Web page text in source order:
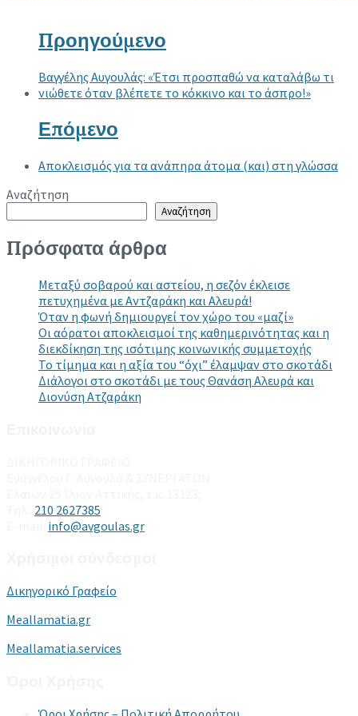
Προηγούμενο
Βαγγέλης Αυγουλάς: «Έτσι προσπαθώ να καταλάβω τι
νιώθετε όταν βλέπετε το κόκκινο και το άσπρο!»
Επόμενο
Αποκλεισμός για τα ανάπηρα άτομα (και) στη γλώσσα
Αναζήτηση
Αναζήτηση
Πρόσφατα άρθρα
Μεταξύ σοβαρού και αστείου, η σεζόν έκλεισε
πετυχημένα με Αντζαράκη και Αλευρά!
Όταν η φωνή δημιουργεί τον χώρο του «μαζί»
Οι αόρατοι αποκλεισμοί της καθημερινότητας και η
διεκδίκηση της ισότιμης κοινωνικής συμμετοχής
Το τίμημα και η αξία του “όχι” έλαμψαν στο σκοτάδι
Διάλογοι στο σκοτάδι με τους Θανάση Αλευρά και
Διονύση Ατζαράκη
210 2627385
info@avgoulas.gr
Δικηγορικό Γραφείο
Meallamatia.gr
Meallamatia.services